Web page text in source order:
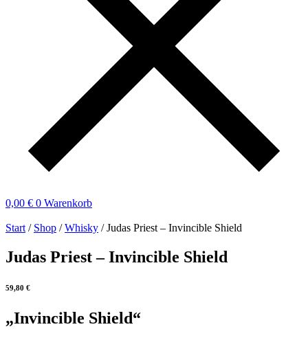
0,00 € 0 Warenkorb
Start / Shop /Whisky / Judas Priest – Invincible Shield
Judas Priest – Invincible Shield
59,80 €
„Invincible Shield“